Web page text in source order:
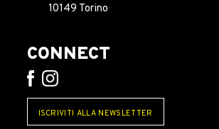
10149 Torino
CONNECT
ISCRIVITI ALLA NEWSLETTER